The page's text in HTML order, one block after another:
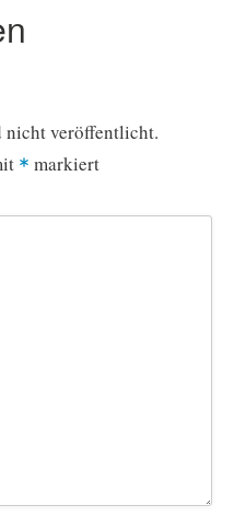
nicht veröffentlicht.
* markiert